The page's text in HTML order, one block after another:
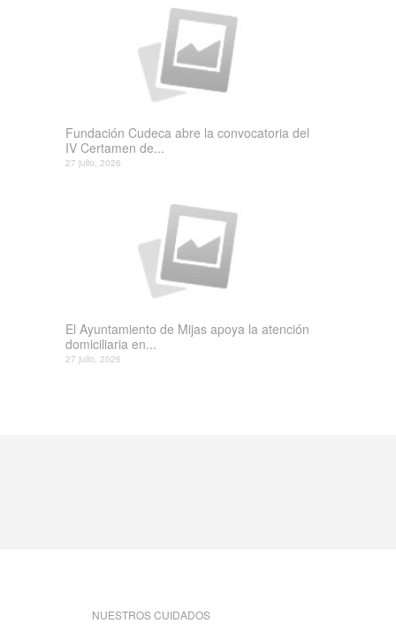
Fundación Cudeca abre la convocatoria del
IV Certamen de...
27 julio, 2026
El Ayuntamiento de Mijas apoya la atención
domiciliaria en...
27 julio, 2026
NUESTROS CUIDADOS